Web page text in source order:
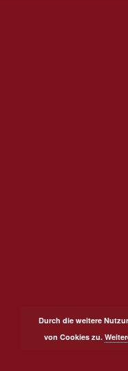
Durch die weitere
von Cookies zu.